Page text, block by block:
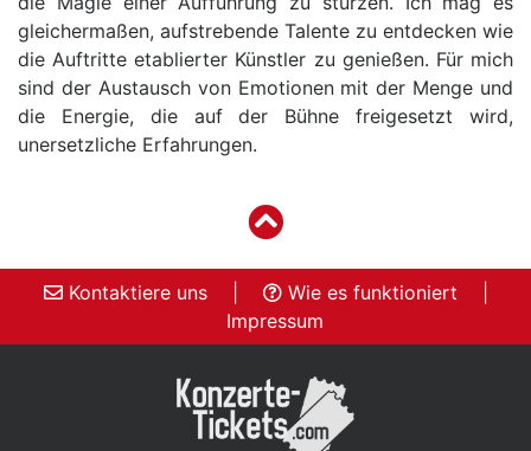
gleichermaßen, aufstrebende Talente zu entdecken wie
die Auftritte etablierter Künstler zu genießen. Für mich
sind der Austausch von Emotionen mit der Menge und
die Energie, die auf der Bühne freigesetzt wird,
unersetzliche Erfahrungen.
Kontaktiere uns Wie es funktioniert
Impressum